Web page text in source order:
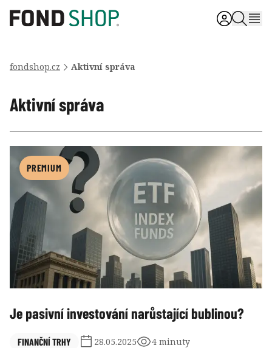
fondshop.cz Aktivní správa
Aktivní správa
PREMIUM
Je pasivní investování narůstající bublinou?
FINANČNÍ TRHY 28.05.2025 4 minuty